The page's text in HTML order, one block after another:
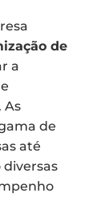
de
a
As
de
até